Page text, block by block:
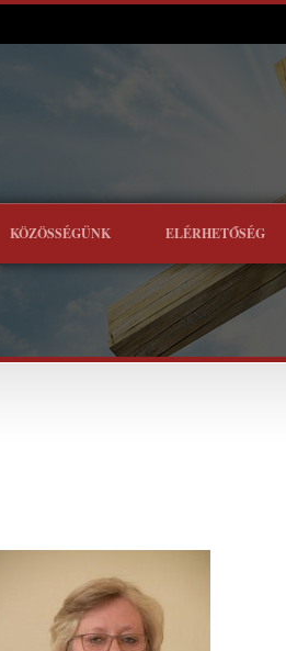
KÖZÖSSÉGÜNK ELÉRHETŐSÉG